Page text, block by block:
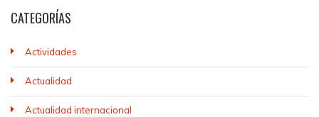
CATEGORÍAS
Actividades
Actualidad
Actualidad internacional